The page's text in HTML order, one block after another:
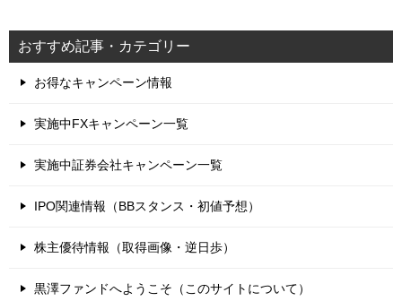
おすすめ記事・カテゴリー
お得なキャンペーン情報
実施中FXキャンペーン一覧
実施中証券会社キャンペーン一覧
IPO関連情報（BBスタンス・初値予想）
株主優待情報（取得画像・逆日歩）
黒澤ファンドへようこそ（このサイトについて）